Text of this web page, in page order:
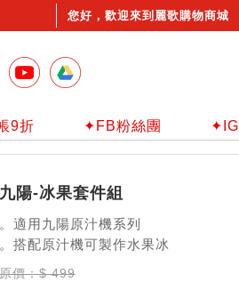
您好，歡迎來到麗歌購物商城
9折 ✦FB粉絲團 ✦IG
九陽-冰果套件組
。適用九陽原汁機系列
。搭配原汁機可製作水果冰
價：$ 499